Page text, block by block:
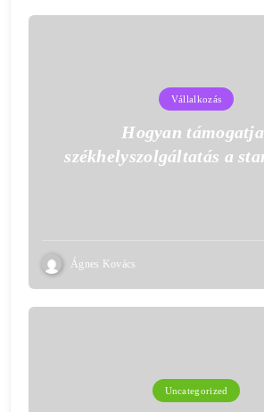
Vállalkozás
Hogyan
székhelyszolgáltatás a
Ágnes Kovács
Uncategorized